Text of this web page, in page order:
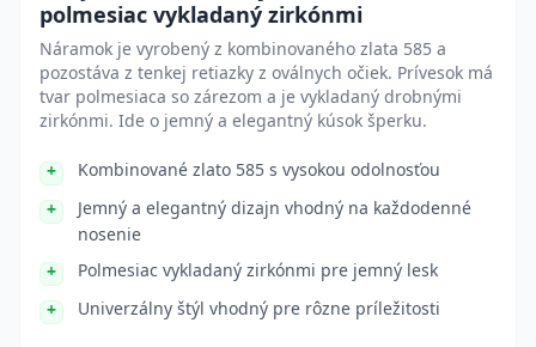
polmesiac vykladaný zirkónmi
Náramok je vyrobený z kombinovaného zlata 585 a
pozostáva z tenkej retiazky z oválnych očiek. Prívesok má
tvar polmesiaca so zárezom a je vykladaný drobnými
zirkónmi. Ide o jemný a elegantný kúsok šperku.
Kombinované zlato 585 s vysokou odolnosťou
Jemný a elegantný dizajn vhodný na každodenné
nosenie
Polmesiac vykladaný zirkónmi pre jemný lesk
Univerzálny štýl vhodný pre rôzne príležitosti